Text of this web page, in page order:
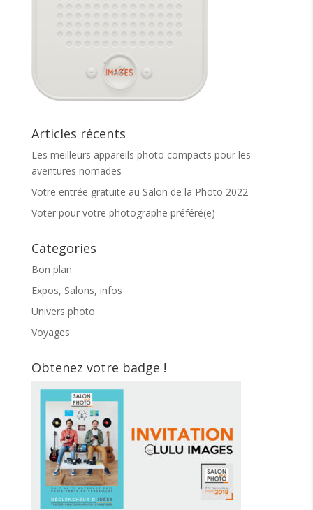
Articles récents
Les meilleurs appareils photo compacts pour les
aventures nomades
Votre entrée gratuite au Salon de la Photo 2022
Voter pour votre photographe préféré(e)
Categories
Bon plan
Expos, Salons, infos
Univers photo
Voyages
Obtenez votre badge !